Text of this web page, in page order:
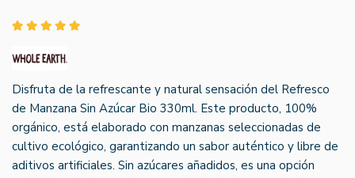
Disfruta de la refrescante y natural sensación del Refresco
de Manzana Sin Azúcar Bio 330ml. Este producto, 100%
orgánico, está elaborado con manzanas seleccionadas de
cultivo ecológico, garantizando un sabor auténtico y libre de
aditivos artificiales. Sin azúcares añadidos, es una opción